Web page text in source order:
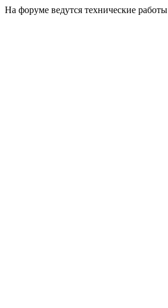
На форуме ведутся технические работы